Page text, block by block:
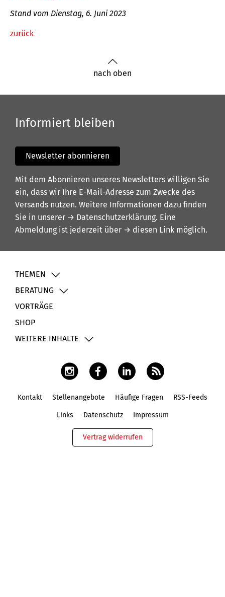
Stand vom Dienstag, 6. Juni 2023
zurück
nach oben
Informiert bleiben
Newsletter abonnieren
Mit dem Abonnieren unseres Newsletters willigen Sie
ein, dass wir Ihre E-Mail-Adresse zum Zwecke des
Versands nutzen. Weitere Informationen dazu finden
Sie in unserer → Datenschutzerklärung. Eine
Abmeldung ist jederzeit über → diesen Link möglich.
THEMEN
BERATUNG
VORTRÄGE
SHOP
WEITERE INHALTE
Kontakt Stellenangebote Häufige Fragen RSS-Feeds
Links Datenschutz Impressum
Vertrag widerrufen